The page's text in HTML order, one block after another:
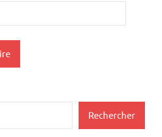
Rechercher